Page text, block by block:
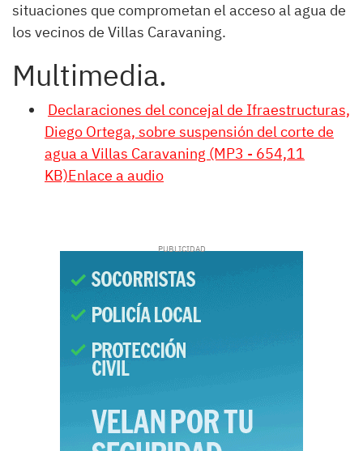
situaciones que comprometan el acceso al agua de
los vecinos de Villas Caravaning.
Multimedia.
Declaraciones del concejal de Ifraestructuras,
Diego Ortega, sobre suspensión del corte de
agua a Villas Caravaning (MP3 - 654,11
KB)Enlace a audio